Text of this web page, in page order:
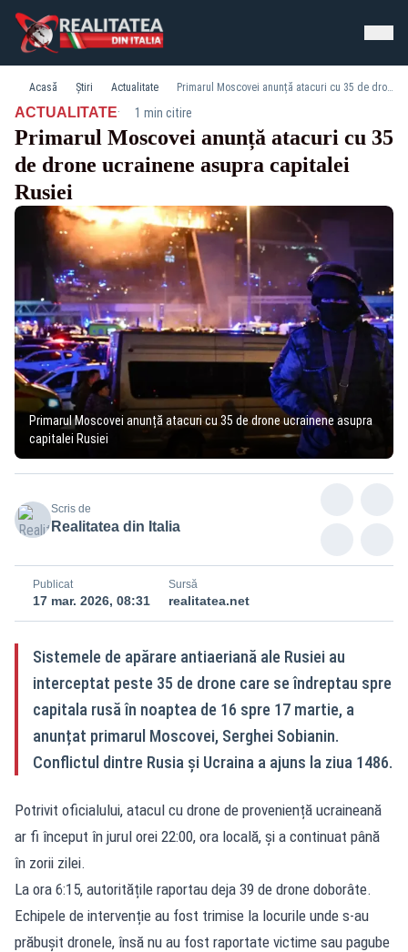
Acasă Știri Actualitate Primarul Moscovei anunță atacuri cu 35 de drone ucrainene asupra capitalei Rusiei
ACTUALITATE· 1 min citire
Primarul Moscovei anunță atacuri cu 35
de drone ucrainene asupra capitalei
Rusiei
Primarul Moscovei anunță atacuri cu 35 de drone ucrainene asupra
capitalei Rusiei
Scris de
Realitatea din Italia
Publicat
17 mar. 2026, 08:31
Sursă
realitatea.net
Sistemele de apărare antiaeriană ale Rusiei au
interceptat peste 35 de drone care se îndreptau spre
capitala rusă în noaptea de 16 spre 17 martie, a
anunțat primarul Moscovei, Serghei Sobianin.
Conflictul dintre Rusia și Ucraina a ajuns la ziua 1486.
Potrivit oficialului, atacul cu drone de proveniență ucraineană
ar fi început în jurul orei 22:00, ora locală, și a continuat până
în zorii zilei.
La ora 6:15, autoritățile raportau deja 39 de drone doborâte.
Echipele de intervenție au fost trimise la locurile unde s-au
prăbușit dronele, însă nu au fost raportate victime sau pagube